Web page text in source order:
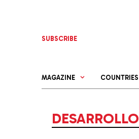
SUBSCRIBE
MAGAZINE COUNTRIES
DESARROLLO